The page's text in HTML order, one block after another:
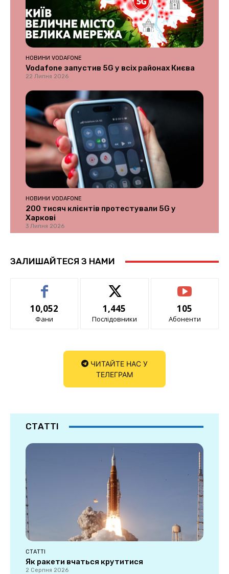
НОВИНИ VODAFONE
Vodafone запустив 5G у всіх районах Києва
22 Липня 2026
НОВИНИ VODAFONE
200 тисяч клієнтів протестували 5G у
Харкові
3 Липня 2026
ЗАЛИШАЙТЕСЯ З НАМИ
10,052
Фани
1,445
Послідовники
105
Абоненти
ЧИТАЙТЕ НАС У
ТЕЛЕГРАМ
СТАТТІ
СТАТТІ
Як ракети вчаться крутитися
2 Серпня 2026